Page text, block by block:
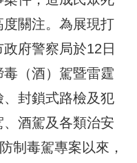
關注。為展現打
府警察局於12日
（酒）駕暨雷霆
封鎖式路檢及犯
酒駕及各類治安
制毒駕專案以來，